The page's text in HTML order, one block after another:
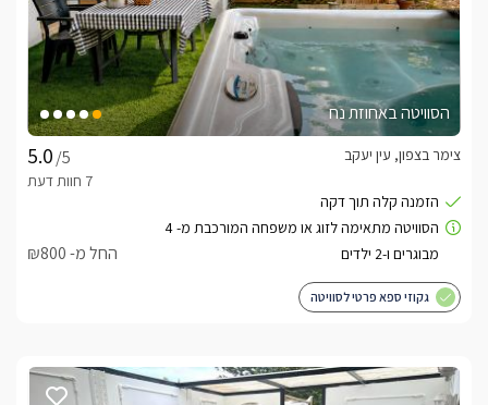
הסוויטה באחוזת נח
/5
צימר בצפון, עין יעקב
החל מ- ₪800
גקוזי ספא פרטי לסוויטה